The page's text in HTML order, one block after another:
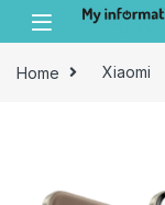
Skip to navigation
Skip to content
Home Xiaomi